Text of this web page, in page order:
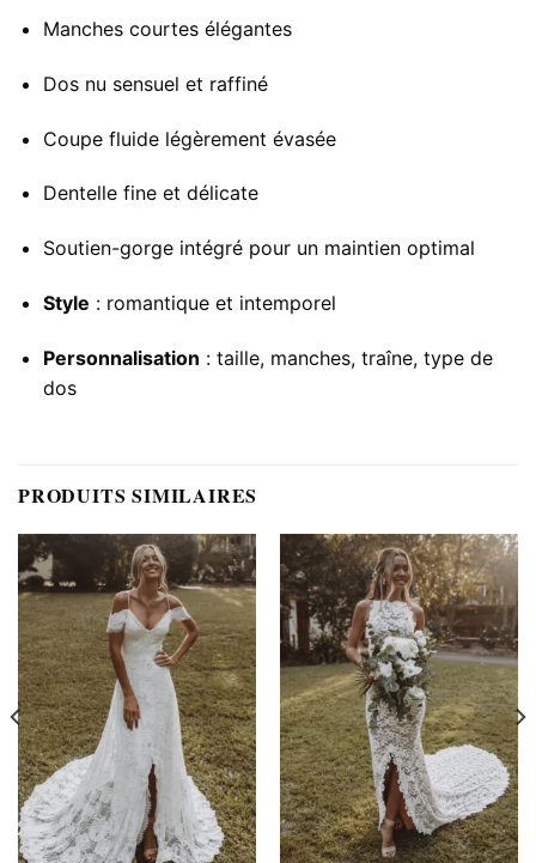
Manches courtes élégantes
Dos nu sensuel et raffiné
Coupe fluide légèrement évasée
Dentelle fine et délicate
Soutien-gorge intégré pour un maintien optimal
Style : romantique et intemporel
Personnalisation : taille, manches, traîne, type de
dos
PRODUITS SIMILAIRES